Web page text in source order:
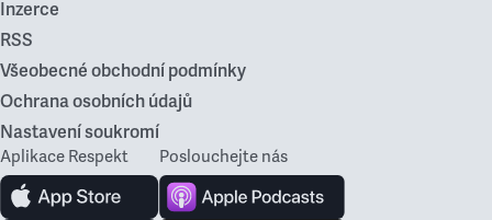
Inzerce
RSS
Všeobecné obchodní podmínky
Ochrana osobních údajů
Nastavení soukromí
Aplikace Respekt Poslouchejte nás